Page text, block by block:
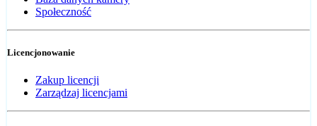
Społeczność
Licencjonowanie
Zakup licencji
Zarządzaj licencjami